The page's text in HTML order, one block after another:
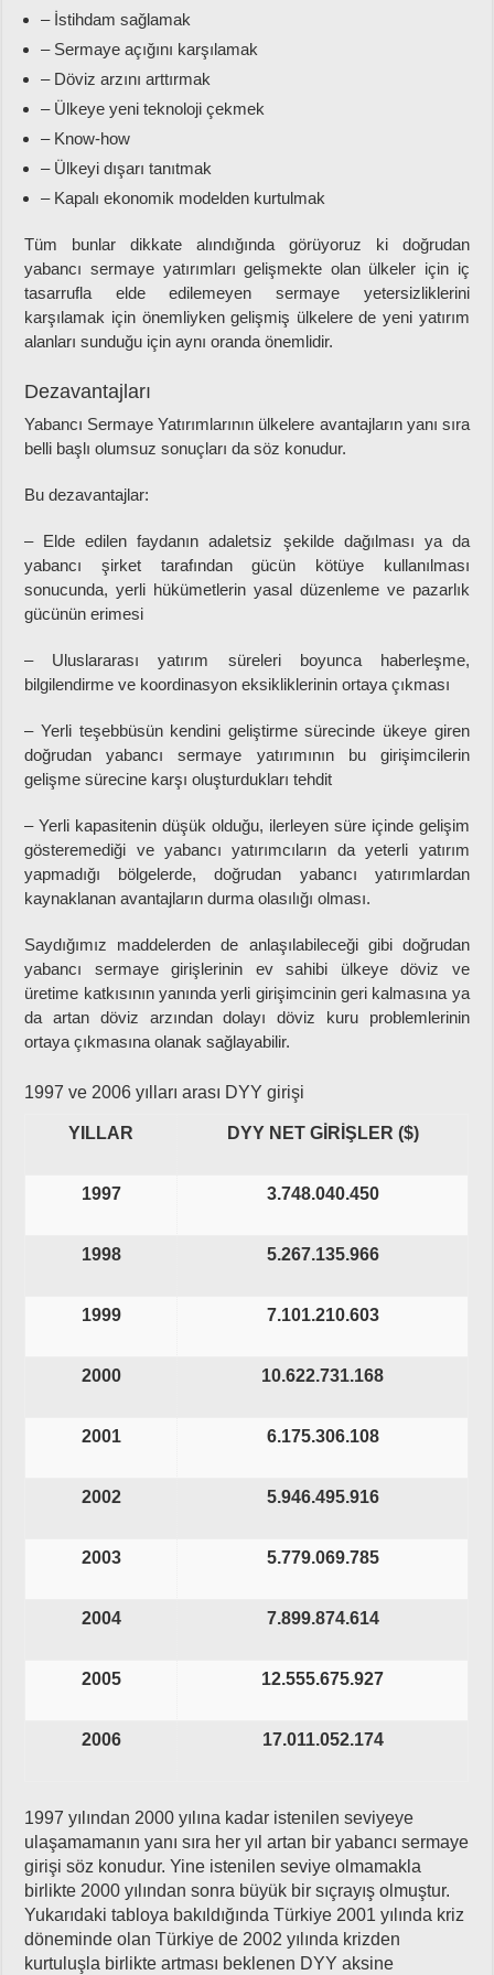
– İstihdam sağlamak
– Sermaye açığını karşılamak
– Döviz arzını arttırmak
– Ülkeye yeni teknoloji çekmek
– Know-how
– Ülkeyi dışarı tanıtmak
– Kapalı ekonomik modelden kurtulmak
Tüm bunlar dikkate alındığında görüyoruz ki doğrudan
yabancı sermaye yatırımları gelişmekte olan ülkeler için iç
tasarrufla elde edilemeyen sermaye yetersizliklerini
karşılamak için önemliyken gelişmiş ülkelere de yeni yatırım
alanları sunduğu için aynı oranda önemlidir.
Dezavantajları
Yabancı Sermaye Yatırımlarının ülkelere avantajların yanı sıra
belli başlı olumsuz sonuçları da söz konudur.
Bu dezavantajlar:
– Elde edilen faydanın adaletsiz şekilde dağılması ya da
yabancı şirket tarafından gücün kötüye kullanılması
sonucunda, yerli hükümetlerin yasal düzenleme ve pazarlık
gücünün erimesi
– Uluslararası yatırım süreleri boyunca haberleşme,
bilgilendirme ve koordinasyon eksikliklerinin ortaya çıkması
– Yerli teşebbüsün kendini geliştirme sürecinde ükeye giren
doğrudan yabancı sermaye yatırımının bu girişimcilerin
gelişme sürecine karşı oluşturdukları tehdit
– Yerli kapasitenin düşük olduğu, ilerleyen süre içinde gelişim
gösteremediği ve yabancı yatırımcıların da yeterli yatırım
yapmadığı bölgelerde, doğrudan yabancı yatırımlardan
kaynaklanan avantajların durma olasılığı olması.
Saydığımız maddelerden de anlaşılabileceği gibi doğrudan
yabancı sermaye girişlerinin ev sahibi ülkeye döviz ve
üretime katkısının yanında yerli girişimcinin geri kalmasına ya
da artan döviz arzından dolayı döviz kuru problemlerinin
ortaya çıkmasına olanak sağlayabilir.
1997 ve 2006 yılları arası DYY girişi
YILLAR DYY NET GİRİŞLER ($)
1997 3.748.040.450
1998 5.267.135.966
1999 7.101.210.603
2000 10.622.731.168
2001 6.175.306.108
2002 5.946.495.916
2003 5.779.069.785
2004 7.899.874.614
2005 12.555.675.927
2006 17.011.052.174
1997 yılından 2000 yılına kadar istenilen seviyeye
ulaşamamanın yanı sıra her yıl artan bir yabancı sermaye
girişi söz konudur. Yine istenilen seviye olmamakla
birlikte 2000 yılından sonra büyük bir sıçrayış olmuştur.
Yukarıdaki tabloya bakıldığında Türkiye 2001 yılında kriz
döneminde olan Türkiye de 2002 yılında krizden
kurtuluşla birlikte artması beklenen DYY aksine